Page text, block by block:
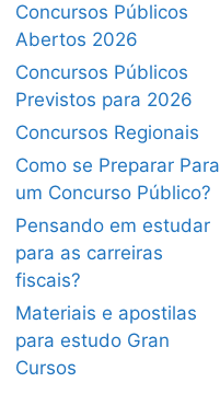
Concursos Públicos
Abertos 2026
Concursos Públicos
Previstos para 2026
Concursos Regionais
Como se Preparar Para
um Concurso Público?
Pensando em estudar
para as carreiras
fiscais?
Materiais e apostilas
para estudo Gran
Cursos